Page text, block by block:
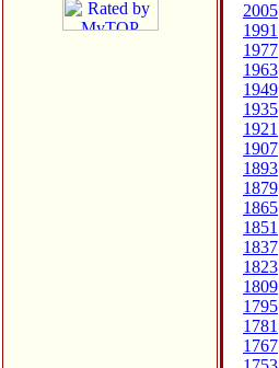
2005
1991
1977
1963
1949
1935
1921
1907
1893
1879
1865
1851
1837
1823
1809
1795
1781
1767